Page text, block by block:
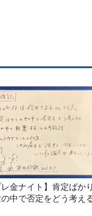
レ金ナイト】肯定ばかり
中で否定をどう考え